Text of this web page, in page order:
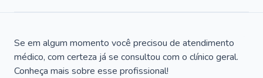
Se em algum momento você precisou de atendimento
médico, com certeza já se consultou com o clínico geral.
Conheça mais sobre esse profissional!